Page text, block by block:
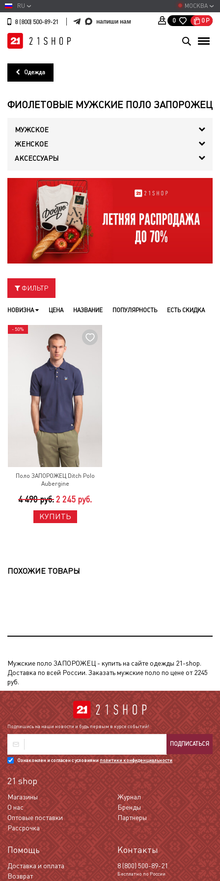
МОСКВА
RU
8 (800) 500-89-21 напиши нам 0 0 Р
Одежда
ФИОЛЕТОВЫЕ МУЖСКИЕ ПОЛО ЗАПОРОЖЕЦ
МУЖСКОЕ
ЖЕНСКОЕ
АКСЕССУАРЫ
ФИЛЬТР
НОВИЗНА ЦЕНА НАЗВАНИЕ ПОПУЛЯРНОСТЬ ЕСТЬ СКИДКА
- 50%
Поло ЗАПОРОЖЕЦ Ditch Polo
Aubergine
4 490 руб. 2 245 руб.
КУПИТЬ
ПОХОЖИЕ ТОВАРЫ
Мужские поло ЗАПОРОЖЕЦ - купить на сайте одежды 21-shop.
Доставка по всей России. Заказать мужские поло по цене от 2245
руб.
Подпишись на наши новости и будь первым в курсе событий!
ПОДПИСАТЬСЯ
Ознакомлен и согласен с условиямиполитики конфиденциальности
21 shop
Магазины
Журнал
О нас
Бренды
Оптовые поставки
Партнеры
Рассрочка
Помощь
Доставка и оплата
Возврат
Контакты
8 (800) 500-89-21
Бесплатно по России